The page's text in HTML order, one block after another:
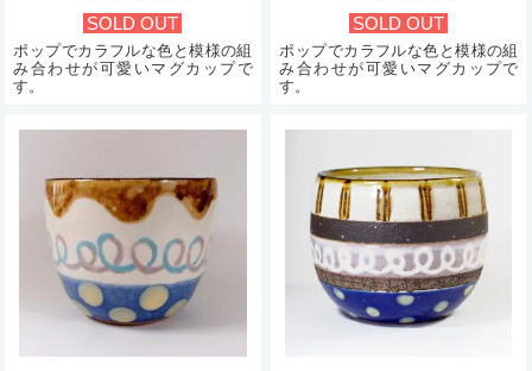
SOLD OUT
ポップでカラフルな色と模様の組
み合わせが可愛いマグカップで
す。
SOLD OUT
ポップでカラフルな色と模様の組
み合わせが可愛いマグカップで
す。